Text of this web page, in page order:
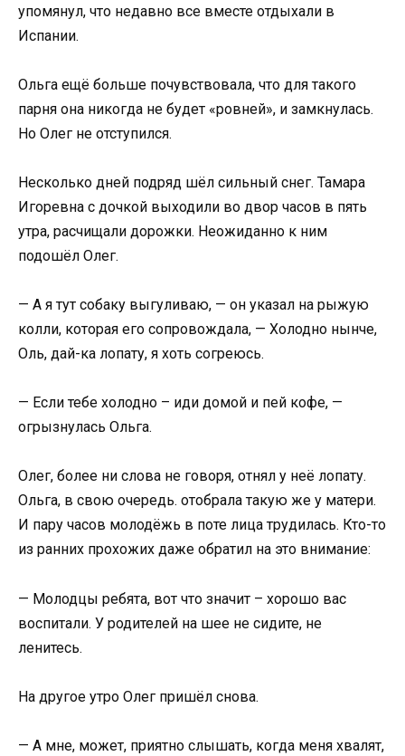
упомянул, что недавно все вместе отдыхали в
Испании.
Ольга ещё больше почувствовала, что для такого
парня она никогда не будет «ровней», и замкнулась.
Но Олег не отступился.
Несколько дней подряд шёл сильный снег. Тамара
Игоревна с дочкой выходили во двор часов в пять
утра, расчищали дорожки. Неожиданно к ним
подошёл Олег.
— А я тут собаку выгуливаю, — он указал на рыжую
колли, которая его сопровождала, — Холодно нынче,
Оль, дай-ка лопату, я хоть согреюсь.
— Если тебе холодно – иди домой и пей кофе, —
огрызнулась Ольга.
Олег, более ни слова не говоря, отнял у неё лопату.
Ольга, в свою очередь. отобрала такую же у матери.
И пару часов молодёжь в поте лица трудилась. Кто-то
из ранних прохожих даже обратил на это внимание:
— Молодцы ребята, вот что значит – хорошо вас
воспитали. У родителей на шее не сидите, не
ленитесь.
На другое утро Олег пришёл снова.
— А мне, может, приятно слышать, когда меня хвалят,